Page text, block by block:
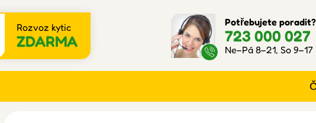
Rozvoz kytic
ZDARMA
Potřebujete poradit?
723 000 027
Ne–Pá 8–21, So 9–17